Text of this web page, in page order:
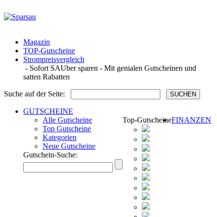
Magazin
TOP-Gutscheine
Strompreisvergleich
‐ Sofort SAUber sparen ‐ Mit genialen Gutscheinen und
satten Rabatten
Suche auf der Seite:
GUTSCHEINE
Alle Gutscheine
Top Gutscheine
Kategorien
Neue Gutscheine
Gutschein-Suche:
Top-GutscheineFINANZEN